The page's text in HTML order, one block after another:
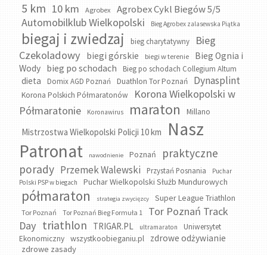
5 km 10 km Agrobex Agrobex Cykl Biegów 5/5
Automobilklub Wielkopolski Bieg Agrobex zalasewska Piątka
biegaj i zwiedzaj bieg charytatywny
Bieg
Czekoladowy
biegi górskie biegi w terenie
Bieg Ognia i
Wody bieg po schodach Bieg po schodach Collegium Altum
dieta Domix AGD Poznań Duathlon Tor Poznań Dynasplint
Korona Polskich Półmaratonów
Korona Wielkopolski w
Półmaratonie
Koronawirus maraton Millano
Mistrzostwa Wielkopolski Policji 10 km
Nasz
Patronat
nawodnienie Poznań
praktyczne
porady Przemek Walewski Przystań Posnania
Puchar
Polski PSP w biegach
Puchar Wielkopolski Służb Mundurowych
półmaraton strategia zwycięzcy Super League Triathlon
Tor Poznań Tor Poznań Bieg Formuła 1
Tor Poznań Track
Day triathlon TRIGAR.PL ultramaraton
Uniwersytet
Ekonomiczny
wszystkoobieganiu.pl zdrowe odżywianie
zdrowe zasady